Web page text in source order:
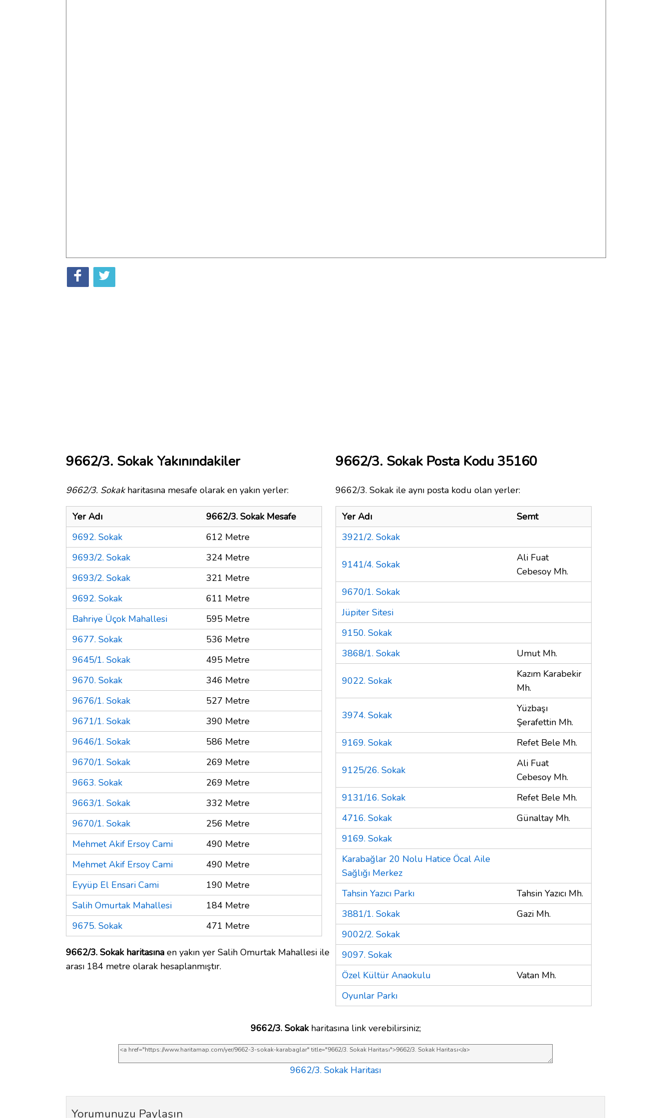
9662/3. Sokak Yakınındakiler
9662/3. Sokakharitasına mesafe olarak en yakın yerler:
Yer Adı
9662/3. Sokak Mesafe
9692. Sokak
612 Metre
9693/2. Sokak
324 Metre
9693/2. Sokak
321 Metre
9692. Sokak
611 Metre
Bahriye Üçok Mahallesi
595 Metre
9677. Sokak
536 Metre
9645/1. Sokak
495 Metre
9670. Sokak
346 Metre
9676/1. Sokak
527 Metre
9671/1. Sokak
390 Metre
9646/1. Sokak
586 Metre
9670/1. Sokak
269 Metre
9663. Sokak
269 Metre
9663/1. Sokak
332 Metre
9670/1. Sokak
256 Metre
Mehmet Akif Ersoy Cami
490 Metre
Mehmet Akif Ersoy Cami
490 Metre
Eyyüp El Ensari Cami
190 Metre
Salih Omurtak Mahallesi
184 Metre
9675. Sokak
471 Metre
9662/3. Sokak haritasına en yakın yer Salih Omurtak Mahallesi ile
arası 184 metre olarak hesaplanmıştır.
9662/3. Sokak Posta Kodu 35160
9662/3. Sokak ile aynı posta kodu olan yerler:
Yer Adı
Semt
3921/2. Sokak
9141/4. Sokak
Ali Fuat
Cebesoy Mh.
9670/1. Sokak
Jüpiter Sitesi
9150. Sokak
3868/1. Sokak
Umut Mh.
9022. Sokak
Kazım Karabekir
Mh.
3974. Sokak
Yüzbaşı
Şerafettin Mh.
9169. Sokak
Refet Bele Mh.
9125/26. Sokak
Ali Fuat
Cebesoy Mh.
9131/16. Sokak
Refet Bele Mh.
4716. Sokak
Günaltay Mh.
9169. Sokak
Karabağlar 20 Nolu Hatice Öcal Aile
Sağlığı Merkez
Tahsin Yazıcı Parkı
Tahsin Yazıcı Mh.
3881/1. Sokak
Gazi Mh.
9002/2. Sokak
9097. Sokak
Özel Kültür Anaokulu
Vatan Mh.
Oyunlar Parkı
9662/3. Sokakharitasına link verebilirsiniz;
9662/3. Sokak Haritası
Yorumunuzu Paylaşın